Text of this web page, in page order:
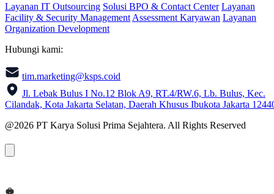
Layanan IT Outsourcing Solusi BPO & Contact Center Layanan
Facility & Security Management Assessment Karyawan Layanan
Organization Development
Hubungi kami:
tim.marketing@ksps.coid
Jl. Lebak Bulus I No.12 Blok A9, RT.4/RW.6, Lb. Bulus, Kec.
Cilandak, Kota Jakarta Selatan, Daerah Khusus Ibukota Jakarta
@2026 PT Karya Solusi Prima Sejahtera. All Rights Reserved